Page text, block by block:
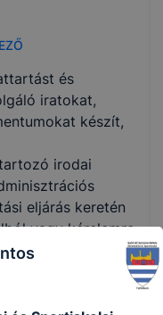
és
iratokat,
készít,
irodai
eljárás keretén
vagy kérelemre